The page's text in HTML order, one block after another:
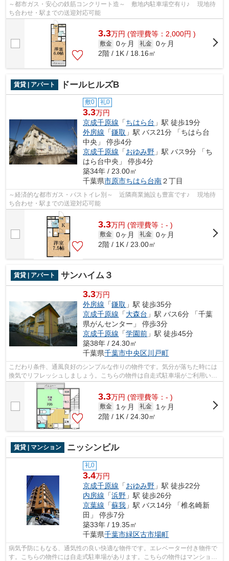
～都市ガス・安心の鉄筋コンクリート造～ 敷地内駐車場空有り♪ 現地待
ち合わせ・駅までの送迎対応可能
3.3万円 (管理費等：2,000円 )
敷金 0ヶ月 礼金 0ヶ月
2階 / 1K / 18.16㎡
賃貸 | アパート ドールヒルズB
敷0 礼0
3.3万円
京成千原線 「ちはら台 」駅 徒歩19分
外房線 「鎌取 」駅 バス21分 「ちはら台
中央」 停歩4分
京成千原線 「おゆみ野 」駅 バス9分 「ち
はら台中央」 停歩4分
築34年 / 23.00㎡
千葉県市原市ちはら台南２丁目
～経済的な都市ガス・バストイレ別～ 近隣商業施設も豊富です♪ 現地待
ち合わせ・駅までの送迎対応可能
3.3万円 (管理費等：- )
敷金 0ヶ月 礼金 0ヶ月
2階 / 1K / 23.00㎡
賃貸 | アパート サンハイム３
3.3万円
外房線 「鎌取 」駅 徒歩35分
京成千原線 「大森台 」駅 バス6分 「千葉
県がんセンター」 停歩3分
京成千原線 「学園前 」駅 徒歩45分
築38年 / 24.30㎡
千葉県千葉市中央区川戸町
こだわり条件、通風良好のシンプルな作りの物件です。気分が落ちた時には
換気でリフレッシュしましょう。こちらの物件は自走式駐車場がご利用いた
だけます。こちらの物件はアパートで...
3.3万円 (管理費等：- )
敷金 1ヶ月 礼金
1ヶ月
2階 / 1K / 24.30㎡
賃貸 | マンション ニッシンビル
礼0
3.4万円
京成千原線 「おゆみ野 」駅 徒歩22分
内房線 「浜野 」駅 徒歩26分
京葉線 「蘇我 」駅 バス14分 「椎名崎新
田」 停歩7分
築33年 / 19.35㎡
千葉県千葉市緑区古市場町
病気予防にもなる、通気性の良い快適な物件です。エレベーター付き物件で
す。こちらの物件には自走式駐車場があります。こちらの物件はマンション